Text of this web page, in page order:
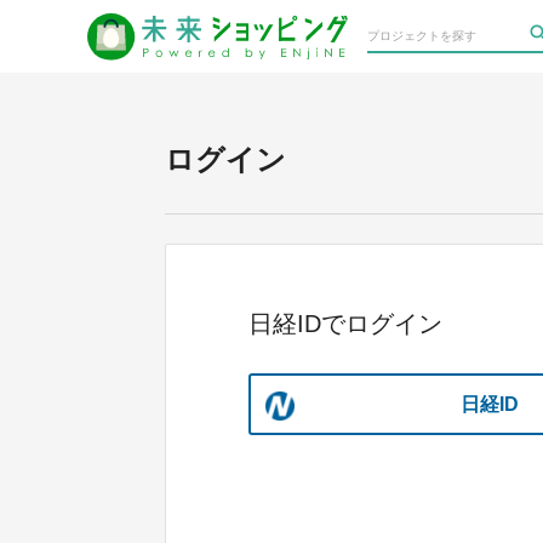
ログイン
日経IDでログイン
日経ID